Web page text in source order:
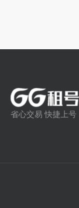
省心交易 快捷上号